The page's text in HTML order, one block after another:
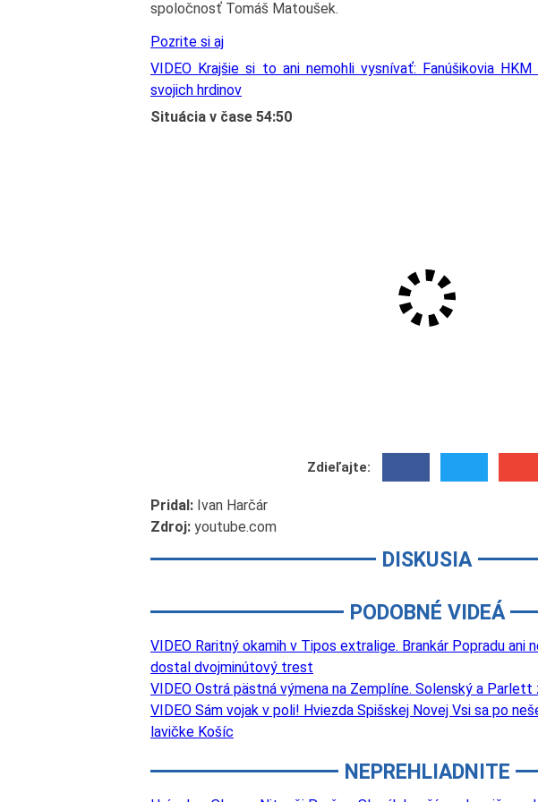
spoločnosť Tomáš Matoušek.
Pozrite si aj
VIDEO Krajšie si to ani nemohli vysnívať: Fanúšikovia
svojich hrdinov
Situácia v čase 54:50
Zdieľajte:
Pridal: Ivan Harčár
Zdroj: youtube.com
DISKUSIA
PODOBNÉ VIDEÁ
VIDEO Raritný okamih v Tipos extralige. Brankár Popradu ani
dostal dvojminútový trest
VIDEO Ostrá pästná výmena na Zemplíne. Solenský a Parlett
VIDEO Sám vojak v poli! Hviezda Spišskej Novej Vsi sa po
lavičke Košíc
NEPREHLIADNITE